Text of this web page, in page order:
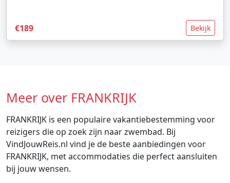
€189 Bekijk
Meer over FRANKRIJK
FRANKRIJK is een populaire vakantiebestemming voor
reizigers die op zoek zijn naar zwembad. Bij
VindJouwReis.nl vind je de beste aanbiedingen voor
FRANKRIJK, met accommodaties die perfect aansluiten
bij jouw wensen.